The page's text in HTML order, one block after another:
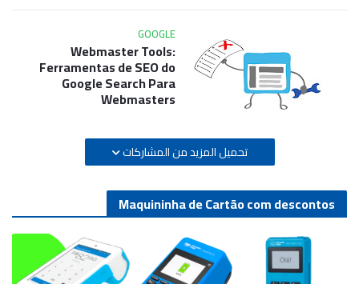
GOOGLE
Webmaster Tools:
Ferramentas de SEO do
Google Search Para
Webmasters
تحميل المزيد من المشاركات
Maquininha de Cartão com descontos